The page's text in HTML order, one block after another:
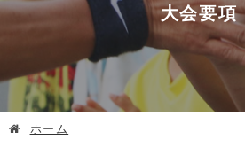
大会要項
ホーム